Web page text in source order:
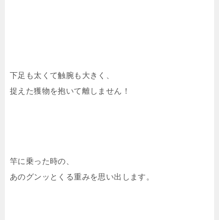
下足も太くて触腕も大きく、
捉えた獲物を抱いて離しません！
竿に乗った時の、
あのグンッとくる重みを思い出します。